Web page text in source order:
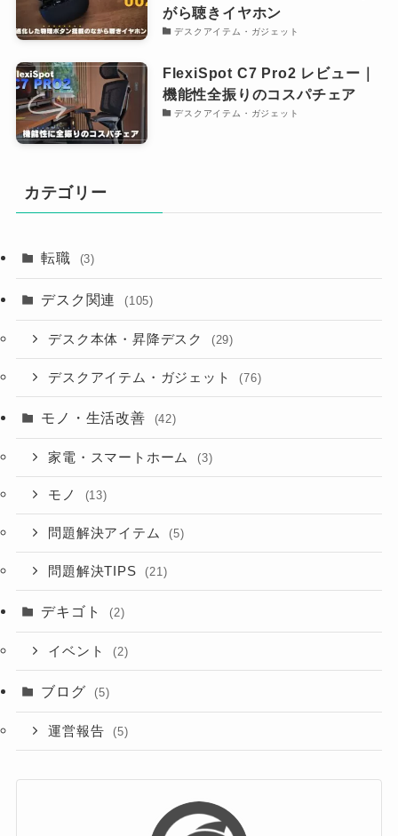
がら聴きイヤホン
デスクアイテム・ガジェット
FlexiSpot C7 Pro2 レビュー｜
機能性全振りのコスパチェア
デスクアイテム・ガジェット
カテゴリー
転職 (3)
デスク関連 (105)
デスク本体・昇降デスク (29)
デスクアイテム・ガジェット (76)
モノ・生活改善 (42)
家電・スマートホーム (3)
モノ (13)
問題解決アイテム (5)
問題解決TIPS (21)
デキゴト (2)
イベント (2)
ブログ (5)
運営報告 (5)